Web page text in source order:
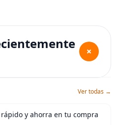
+
Ver todas →
y ahorra en tu compra